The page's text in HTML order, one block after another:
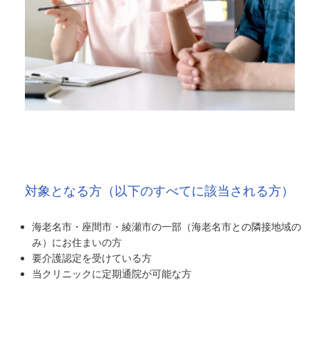
対象となる方（以下のすべてに該当される方）
海老名市・座間市・綾瀬市の一部（海老名市との隣接地域の
み）にお住まいの方
要介護認定を受けている方
当クリニックに定期通院が可能な方